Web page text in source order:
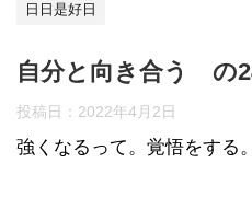
日日是好日
自分と向き合う
投稿日： 2022年4月2日
強くなるって。覚悟をする